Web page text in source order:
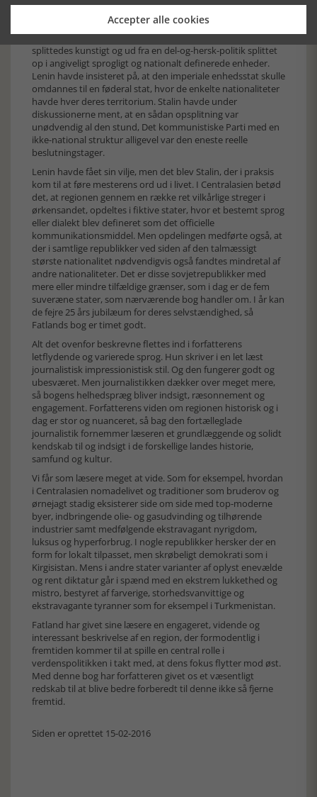
fortolkning blev af sovjetmagten introduceret i Centralasien.
Det hidtil sprogligt og kulturelt set ret homogene område
splittedes kunstigt og ud fra en del-og-hersk-politik splittet
op i angiveligt sprogligt og nationalt definerede enheder.
Lenin havde insisteret på, at den imperiale enhedsstat skulle
omdannes til en føderal stat, hvor de enkelte nationaliteter
havde hver deres territorium. Stalin havde under
diskussionerne ment, at en sådan opsplitning var
unødvendig al den stund, Det kommunistiske Parti med en
ikke-national struktur alligevel var den eneste reelle
beslutningstager.
Lenin havde fået sin vilje, men det blev Stalin, der i praksis
kom til at føre mesterens ord ud i livet. I Centralasien betød
det, at regionen gennem en række ret vilkårlige streger i
ørkensandet, opdeltes i fiktive stater, hvor et bestemt sprog
eller dialekt blev defineret som det officielle
kommunikationsmiddel. Men opdelingen medførte også, at
der i samtlige republikker ved siden af den talmæssigt
største nationalitet nødvendigvis også fandtes mindretal af
andre nationaliteter. Det er disse sovjetrepublikker med
mere eller mindre tilfældige grænser, som i dag er de fem
suveræne stater, som nærværende bog handler om. I år kan
de fejre 25 års jubilæum for deres selvstændighed, så
Fatlands bog er timet godt.
Alt det ovenfor beskrevne flettes ind i forfatterens
letflydende og varierede sprog. Hun skriver i en let læst
journalistisk impressionistisk stil. Og den fungerer godt og
ubesværet. Men journalistikken dækker over meget mere,
så bogens helhedspræg bliver indsigt, ræsonnement og
engagement. Forfatterens viden om regionen historisk og i
dag er stor og nuanceret, så bag den fortælleglade
journalistik fornemmer læseren et grundlæggende og solidt
kendskab til og indsigt i de forskellige landes historie,
samfund og kultur.
Vi får som læsere meget at vide. Som for eksempel, hvordan
i Centralasien nomadelivet og traditioner som bruderov og
ørnejagt stadig eksisterer side om side med top-moderne
byer, indbringende olie- og gasudvinding og tilhørende
industrier samt medfølgende ekstravagant nyrigdom,
luksus og hyperforbrug. I nogle republikker hersker der en
form for lokalt tilpasset, men skrøbeligt demokrati som i
Kirgisistan. Mens i andre stater varianter af oplyst enevælde
og rent diktatur går i spænd med en ekstrem lukkethed og
mistro, bestyret af farverige, storhedsvanvittige og
ekstravagante tyranner som for eksempel i Turkmenistan.
Fatland har givet sine læsere en engageret, vidende og
interessant beskrivelse af en region, der formodentlig i
fremtiden kommer til at spille en central rolle i
verdenspolitikken i takt med, at dens fokus flytter mod øst.
Med denne bog har forfatteren givet os et væsentligt
redskab til at blive bedre forberedt til denne ikke så fjerne
fremtid.
Siden er oprettet 15-02-2016
Accepter alle cookies